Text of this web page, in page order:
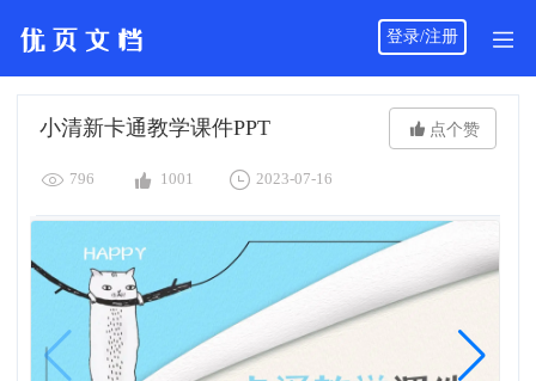
登录/注册
小清新卡通教学课件PPT  点个赞
 796  1001  2023-07-16